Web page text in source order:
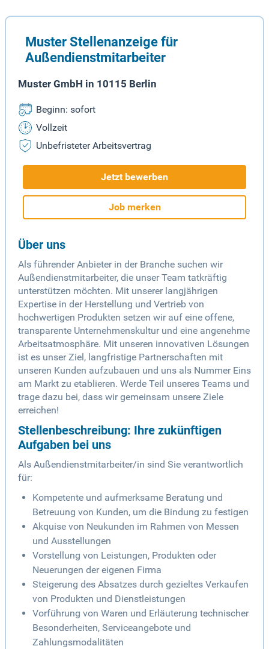
Muster Stellenanzeige für
Außendienstmitarbeiter
Muster GmbH in 10115 Berlin
Beginn: sofort
Vollzeit
Unbefristeter Arbeitsvertrag
Jetzt bewerben
Job merken
Über uns
Als führender Anbieter in der Branche suchen wir
Außendienstmitarbeiter, die unser Team tatkräftig
unterstützen möchten. Mit unserer langjährigen
Expertise in der Herstellung und Vertrieb von
hochwertigen Produkten setzen wir auf eine offene,
transparente Unternehmenskultur und eine angenehme
Arbeitsatmosphäre. Mit unseren innovativen Lösungen
ist es unser Ziel, langfristige Partnerschaften mit
unseren Kunden aufzubauen und uns als Nummer Eins
am Markt zu etablieren. Werde Teil unseres Teams und
trage dazu bei, dass wir gemeinsam unsere Ziele
erreichen!
Stellenbeschreibung: Ihre zukünftigen
Aufgaben bei uns
Als Außendienstmitarbeiter/in sind Sie verantwortlich
für:
Kompetente und aufmerksame Beratung und
Betreuung von Kunden, um die Bindung zu festigen
Akquise von Neukunden im Rahmen von Messen
und Ausstellungen
Vorstellung von Leistungen, Produkten oder
Neuerungen der eigenen Firma
Steigerung des Absatzes durch gezieltes Verkaufen
von Produkten und Dienstleistungen
Vorführung von Waren und Erläuterung technischer
Besonderheiten, Serviceangebote und
Zahlungsmodalitäten